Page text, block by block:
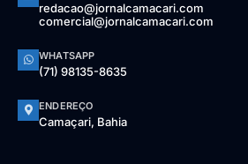
redacao@jornalcamacari.com
comercial@jornalcamacari.com
WHATSAPP
(71) 98135-8635
ENDEREÇO
Camaçari, Bahia